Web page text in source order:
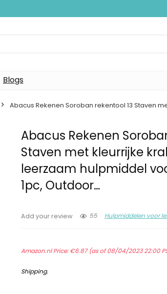
Blogs
Abacus Rekenen Soroban rekentool 13 Staven
Abacus Rekenen
Staven met kleurrijke
leerzaam hulpmiddel
1pc, Outdoor…
Add your review 55 Hulpmiddelen voor
Amazon.nl Price:€6.87(as of 08/04/2023 22:00
Shipping.